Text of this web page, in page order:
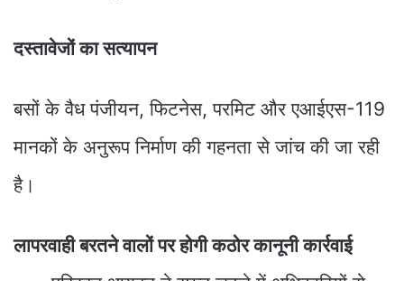
दस्तावेजों का सत्यापन
बसों के वैध पंजीयन, फिटनेस, परमिट और एआईएस-119
मानकों के अनुरूप निर्माण की गहनता से जांच की जा रही
है।
लापरवाही बरतने वालों पर होगी कठोर कानूनी कार्रवाई